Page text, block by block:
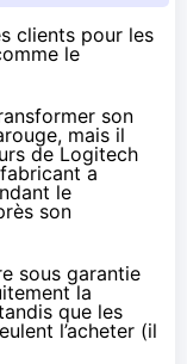
clients pour les
le
son
mais il
de Logitech
a
le
son
sous garantie
la
que les
l’acheter (il